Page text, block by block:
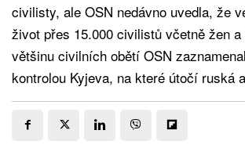
civilisty, ale OSN nedávno uvedla, že
život přes 15.000 civilistů včetně žen
většinu civilních obětí OSN
kontrolou Kyjeva, na které útočí ruská